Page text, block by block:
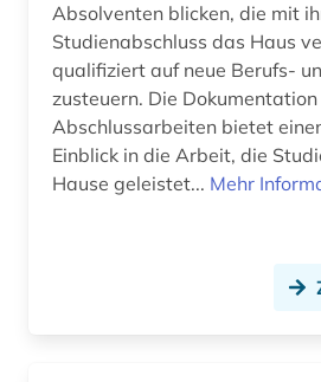
bauwirtschaft (2)
bauzeichnung (1)
bauökologie (3)
bayern (1)
Polen (2)
Rheinland-Pfalz (1)
Russland, Sowjetunion (1)
Sachsen (1)
Absolventen blicken, die mit
Studienabschluss das Haus
qualifiziert auf neue Berufs-
zusteuern. Die
Abschlussarbeiten bietet
Einblick in die Arbeit, die
Hause geleistet... Mehr